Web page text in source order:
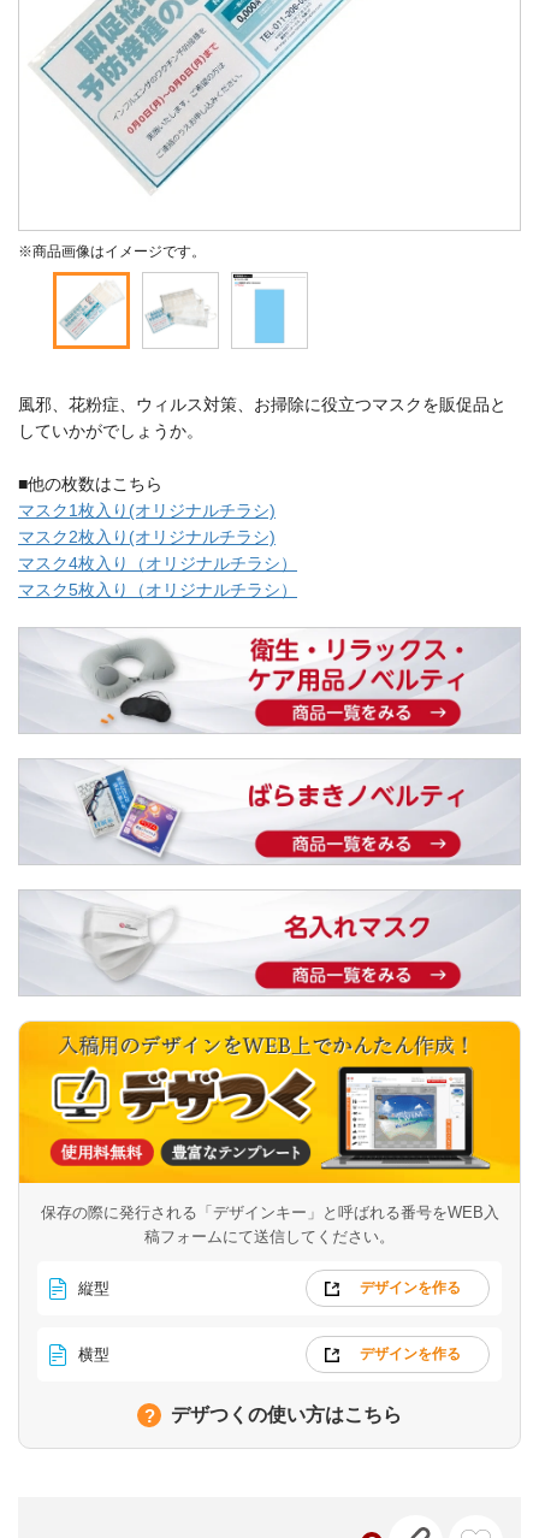
※商品画像はイメージです。
風邪、花粉症、ウィルス対策、お掃除に役立つマスクを販促品と
していかがでしょうか。
■他の枚数はこちら
マスク1枚入り(オリジナルチラシ)
マスク2枚入り(オリジナルチラシ)
マスク4枚入り（オリジナルチラシ）
マスク5枚入り（オリジナルチラシ）
保存の際に発行される「デザインキー」と呼ばれる番号をWEB入
稿フォームにて送信してください。
縦型 デザインを作る
横型 デザインを作る
デザつくの使い方はこちら